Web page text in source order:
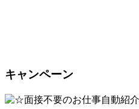
キャンペーン